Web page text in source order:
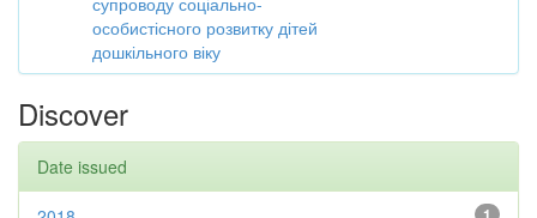
особистісного розвитку дітей
дошкільного віку
Discover
Date issued